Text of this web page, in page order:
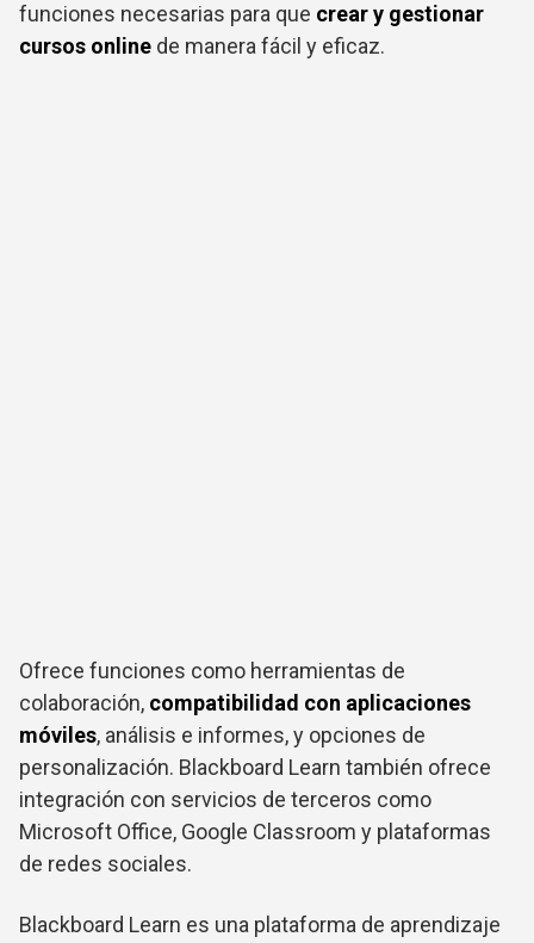
funciones necesarias para que crear y gestionar
cursos online de manera fácil y eficaz.
Ofrece funciones como herramientas de
colaboración, compatibilidad con aplicaciones
móviles, análisis e informes, y opciones de
personalización. Blackboard Learn también ofrece
integración con servicios de terceros como
Microsoft Office, Google Classroom y plataformas
de redes sociales.
Blackboard Learn es una plataforma de aprendizaje